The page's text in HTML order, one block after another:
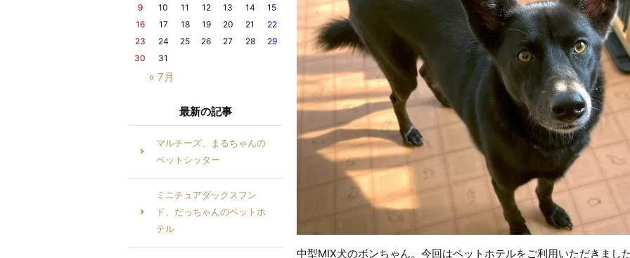
中型MIX犬のボンちゃん。今回はペットホテルをご利用いただきまし
« 7月
9
10 11 12 13 14
15
16
17 18 19 20 21
22
23
24 25 26 27 28
29
30
31
最新の記事
マルチーズ、まるちゃんの
ペットシッター
ミニチュアダックスフン
ド、だっちゃんのペットホ
テル